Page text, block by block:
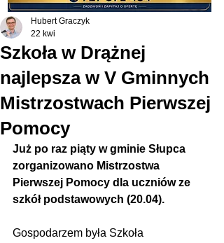
Szkoła w Drążnej
najlepsza w V Gminnych
Mistrzostwach Pierwszej
Pomocy
Hubert Graczyk
22 kwi
Już po raz piąty w gminie Słupca
zorganizowano Mistrzostwa
Pierwszej Pomocy dla uczniów ze
szkół podstawowych (20.04).
Gospodarzem była Szkoła